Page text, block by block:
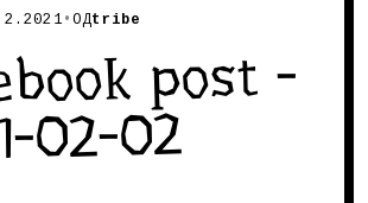
•ОДtribe
post -
02-02